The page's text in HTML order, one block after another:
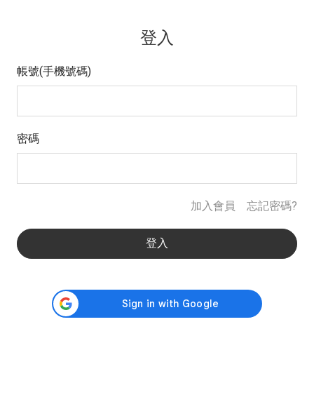
登入
帳號(手機號碼)
密碼
忘記密碼?
加入會員